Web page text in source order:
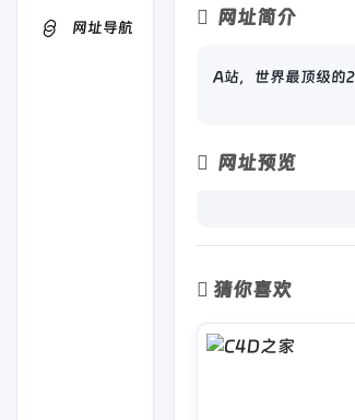
网址导航 网址简介
A站，世界最顶级的
网址预览
猜你喜欢